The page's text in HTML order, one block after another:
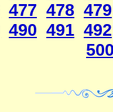
477 478 479
490 491 492